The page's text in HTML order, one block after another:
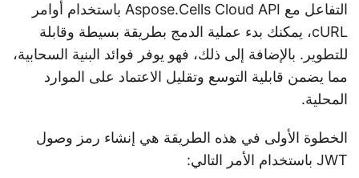
التفاعل مع Aspose.Cells Cloud API باستخدام أوامر
cURL، يمكنك بدء عملية الدمج بطريقة بسيطة وقابلة
للتطوير. بالإضافة إلى ذلك، فهو يوفر فوائد البنية السحابية،
مما يضمن قابلية التوسع وتقليل الاعتماد على الموارد
المحلية.
الخطوة الأولى في هذه الطريقة هي إنشاء رمز وصول
JWT باستخدام الأمر التالي: